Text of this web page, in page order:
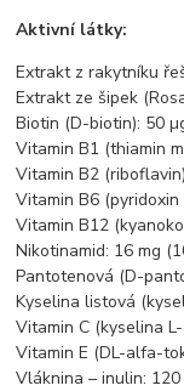
Aktivní látky:
Extrakt z rakytníku
Extrakt ze šipek
Biotin (D-biotin): 50
Vitamin B1 (thiamin
Vitamin B2
Vitamin B6
Vitamin B12
Nikotinamid: 16 mg
Pantotenová (D-
Kyselina listová
Vitamin C (kyselina
Vitamin E (DL-alfa-
Vláknina – inulin: 120